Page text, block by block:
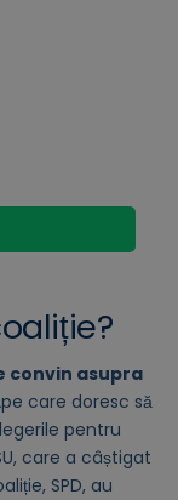
convin asupra
pe care doresc să
pentru
care a câștigat
SPD, au